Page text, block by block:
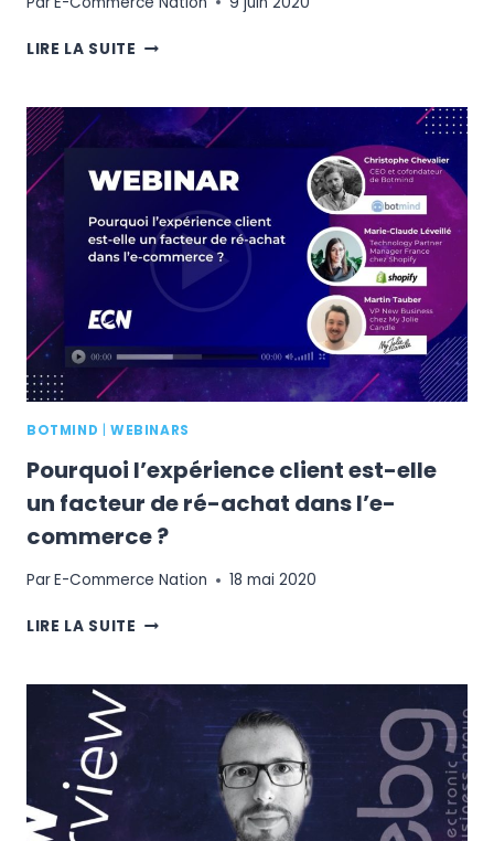
LIRE LA SUITE AUTOMATISER
LA
RELATION
POUR
BOOSTER
VOS
VENTES
BOTMIND | WEBINARS
Pourquoi l’expérience client est-elle
un facteur de ré-achat dans l’e-
commerce ?
ParE-Commerce Nation 18 mai 2020
LIRE LA SUITE POURQUOI
EST-
FACTEUR